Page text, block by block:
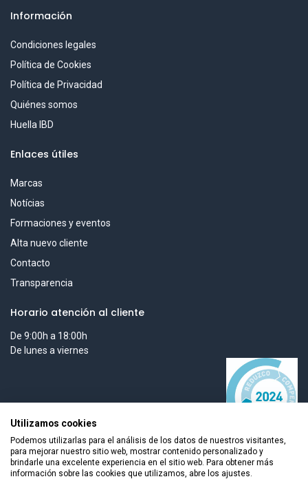
Información
Condiciones legales
Política de Cookies
Política de Privacidad
Quiénes somos
Huella IBD
Enlaces útiles
Marcas
Notícias
Formaciones y eventos
Alta nuevo cliente
Contacto
Transparencia
Horario atención al cliente
De 9:00h a 18:00h
De lunes a viernes
Utilizamos cookies
Podemos utilizarlas para el análisis de los datos de nuestros visitantes,
para mejorar nuestro sitio web, mostrar contenido personalizado y
brindarle una excelente experiencia en el sitio web. Para obtener más
información sobre las cookies que utilizamos, abre los ajustes.